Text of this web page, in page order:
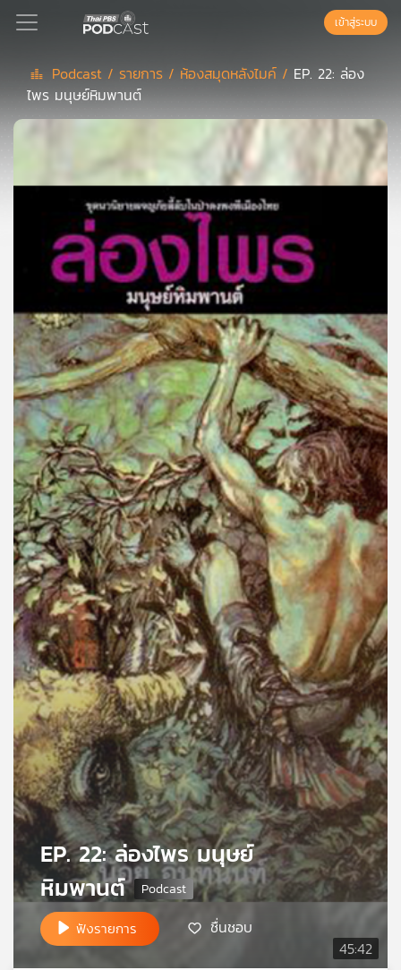
Podcast
ย์
เพล
ย์
ลิ
สต์
ของ
คุณ
เพลง
บทความ
ข่าว
และ
กิจกรรม
เกี่ยว
กับ
เรา
เครือ
ข่าย
วิทยุ
ไทย
พี
เข้าสู่ระบบ
Podcast / รายการ / ห้องสมุดหลังไมค์ / EP. 22: ล่อง
ไพร มนุษย์หิมพานต์
45:42
EP. 22: ล่องไพร มนุษย์
หิมพานต์
ฟังรายการ ชื่นชอบ